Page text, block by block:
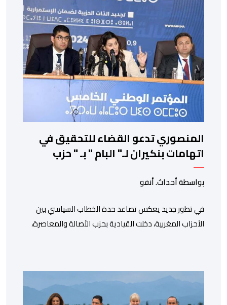
ومما جاء في برقية جلالة الملك “لقد تمكنت المملكة
المغربية وجمهورية كوت ديفوار، بحكم […]
المنصوري تدعو القضاء للتحقيق في
اتهامات بنكيران لـ" البام " بـ " حزب
المخدرات "
بواسطة أحداث. أنفو
في تطور جديد يعكس تصاعد حدة الخطاب السياسي بين
الأحزاب المغربية، دخلت القيادية بحزب الأصالة والمعاصرة،
خلفية اتهامات سبق أن وجهها هذا الأخير إلى حزب ” البام ”
وربطه بملف المخدرات.المنصوري أكدت أن بنكيران ” ما غير
اليوم […]